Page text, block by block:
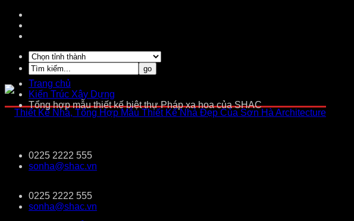
0225 2222 555
sonha@shac.vn
0225 2222 555
sonha@shac.vn
Trang chủ
Kiến Trúc Xây Dựng
Tổng hợp mẫu thiết kế biệt thự Pháp xa hoa của SHAC